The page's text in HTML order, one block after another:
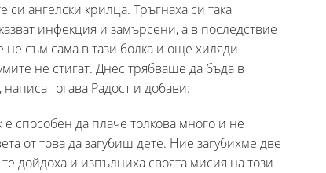
си ангелски крилца. Тръгнаха си така
инфекция и замърсени, а в последствие
съм сама в тази болка и още хиляди
не стигат. Днес трябваше да бъда в
тогава Радост и добави:
способен да плаче толкова много и не
от това да загубиш дете. Ние загубихме две
дойдоха и изпълниха своята мисия на този